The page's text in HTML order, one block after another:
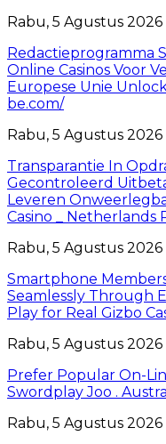
Rabu, 5 Agustus
Redactieprogramma
Online Casinos Voor
Europese Unie
be.com/
Rabu, 5 Agustus
Transparantie In
Gecontroleerd
Leveren
Casino _ Netherlands
Rabu, 5 Agustus
Smartphone
Seamlessly Through
Play for Real Gizbo
Rabu, 5 Agustus 2026
Prefer Popular On-
Swordplay Joo .
Rabu, 5 Agustus 2026